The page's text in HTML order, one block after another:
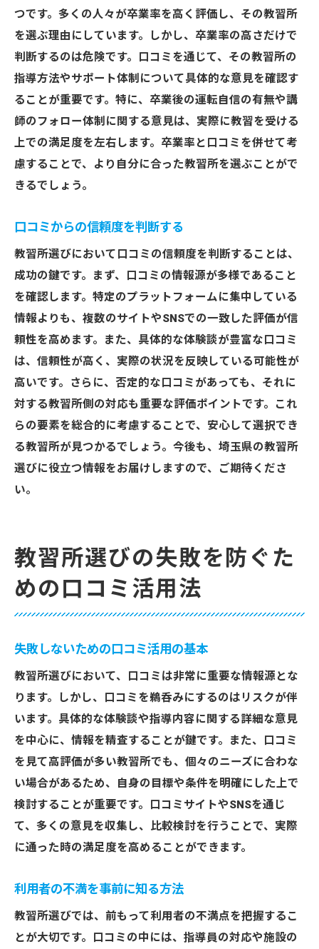
つです。多くの人々が卒業率を高く評価し、その教習所
を選ぶ理由にしています。しかし、卒業率の高さだけで
判断するのは危険です。口コミを通じて、その教習所の
指導方法やサポート体制について具体的な意見を確認す
ることが重要です。特に、卒業後の運転自信の有無や講
師のフォロー体制に関する意見は、実際に教習を受ける
上での満足度を左右します。卒業率と口コミを併せて考
慮することで、より自分に合った教習所を選ぶことがで
きるでしょう。
口コミからの信頼度を判断する
教習所選びにおいて口コミの信頼度を判断することは、
成功の鍵です。まず、口コミの情報源が多様であること
を確認します。特定のプラットフォームに集中している
情報よりも、複数のサイトやSNSでの一致した評価が信
頼性を高めます。また、具体的な体験談が豊富な口コミ
は、信頼性が高く、実際の状況を反映している可能性が
高いです。さらに、否定的な口コミがあっても、それに
対する教習所側の対応も重要な評価ポイントです。これ
らの要素を総合的に考慮することで、安心して選択でき
る教習所が見つかるでしょう。今後も、埼玉県の教習所
選びに役立つ情報をお届けしますので、ご期待くださ
い。
教習所選びの失敗を防ぐた
めの口コミ活用法
失敗しないための口コミ活用の基本
教習所選びにおいて、口コミは非常に重要な情報源とな
ります。しかし、口コミを鵜呑みにするのはリスクが伴
います。具体的な体験談や指導内容に関する詳細な意見
を中心に、情報を精査することが鍵です。また、口コミ
を見て高評価が多い教習所でも、個々のニーズに合わな
い場合があるため、自身の目標や条件を明確にした上で
検討することが重要です。口コミサイトやSNSを通じ
て、多くの意見を収集し、比較検討を行うことで、実際
に通った時の満足度を高めることができます。
利用者の不満を事前に知る方法
教習所選びでは、前もって利用者の不満点を把握するこ
とが大切です。口コミの中には、指導員の対応や施設の